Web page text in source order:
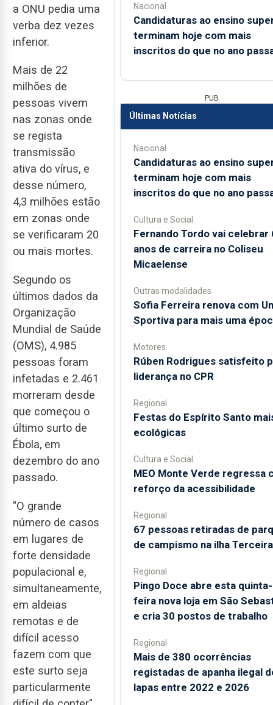
a ONU pedia uma
verba dez vezes
inferior.
Mais de 22
milhões de
pessoas vivem
nas zonas onde
se regista
transmissão
ativa do vírus, e
desse número,
4,3 milhões estão
em zonas onde
se verificaram 20
ou mais mortes.
Segundo os
últimos dados da
Organização
Mundial de Saúde
(OMS), 4.985
pessoas foram
infetadas e 2.461
morreram desde
que começou o
último surto de
Ébola, em
dezembro do ano
passado.
"O grande
número de casos
em lugares de
forte densidade
populacional e,
simultaneamente,
em aldeias
remotas e de
difícil acesso
fazem com que
este surto seja
particularmente
Nacional
Candidaturas ao ensino
terminam hoje com mais
inscritos do que no ano
PUB
Últimas Notícias
Nacional
Candidaturas ao ensino
terminam hoje com mais
inscritos do que no ano
Cultura e Social
Fernando Tordo vai celebrar
anos de carreira no Coliseu
Micaelense
Outras modalidades
Sofia Ferreira renova com
Sportiva para mais uma
Motores
Rúben Rodrigues satisfeito
liderança no CPR
Regional
Festas do Espírito Santo
ecológicas
Cultura e Social
MEO Monte Verde regressa
reforço da acessibilidade
Regional
67 pessoas retiradas de
de campismo na ilha Terceira
Regional
Pingo Doce abre esta quinta-
feira nova loja em São
e cria 30 postos de trabalho
Regional
Mais de 380 ocorrências
registadas de apanha ilegal
lapas entre 2022 e 2026